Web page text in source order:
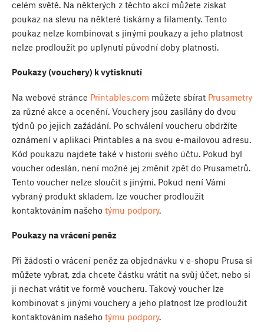
celém světě. Na některých z těchto akcí můžete získat
poukaz na slevu na některé tiskárny a filamenty. Tento
poukaz nelze kombinovat s jinými poukazy a jeho platnost
nelze prodloužit po uplynutí původní doby platnosti.
Poukazy (vouchery) k vytisknutí
Na webové stránce Printables.com můžete sbírat Prusametry
za různé akce a ocenění. Vouchery jsou zasílány do dvou
týdnů po jejich zažádání. Po schválení voucheru obdržíte
oznámení v aplikaci Printables a na svou e-mailovou adresu.
Kód poukazu najdete také v historii svého účtu. Pokud byl
voucher odeslán, není možné jej změnit zpět do Prusametrů.
Tento voucher nelze sloučit s jinými. Pokud není Vámi
vybraný produkt skladem, lze voucher prodloužit
kontaktováním našeho týmu podpory.
Poukazy na vrácení peněz
Při žádosti o vrácení peněz za objednávku v e-shopu Prusa si
můžete vybrat, zda chcete částku vrátit na svůj účet, nebo si
ji nechat vrátit ve formě voucheru. Takový voucher lze
kombinovat s jinými vouchery a jeho platnost lze prodloužit
kontaktováním našeho týmu podpory.